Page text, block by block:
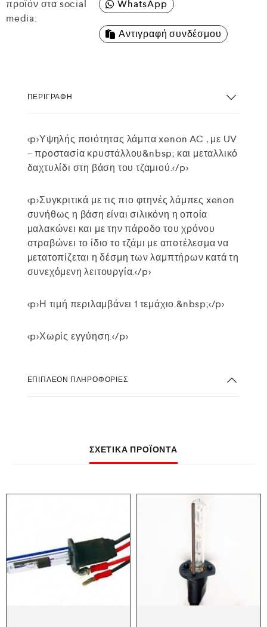
προϊόν στα social
media:
WhatsApp
Αντιγραφή συνδέσμου
ΠΕΡΙΓΡΑΦΉ
<p>Υψηλής ποιότητας λάμπα xenon AC , με UV
– προστασία κρυστάλλου&nbsp; και μεταλλικό
δαχτυλίδι στη βάση του τζαμιού.</p>
<p>Συγκριτικά με τις πιο φτηνές λάμπες xenon
συνήθως η βάση είναι σιλικόνη η οποία
μαλακώνει και με την πάροδο του χρόνου
στραβώνει το ίδιο το τζάμι με αποτέλεσμα να
μετατοπίζεται η δέσμη των λαμπτήρων κατά τη
συνεχόμενη λειτουργία.</p>
<p>Η τιμή περιλαμβάνει 1 τεμάχιο.&nbsp;</p>
<p>Χωρίς εγγύηση.</p>
ΕΠΙΠΛΈΟΝ ΠΛΗΡΟΦΟΡΊΕΣ
ΣΧΕΤΙΚΆ ΠΡΟΪΌΝΤΑ